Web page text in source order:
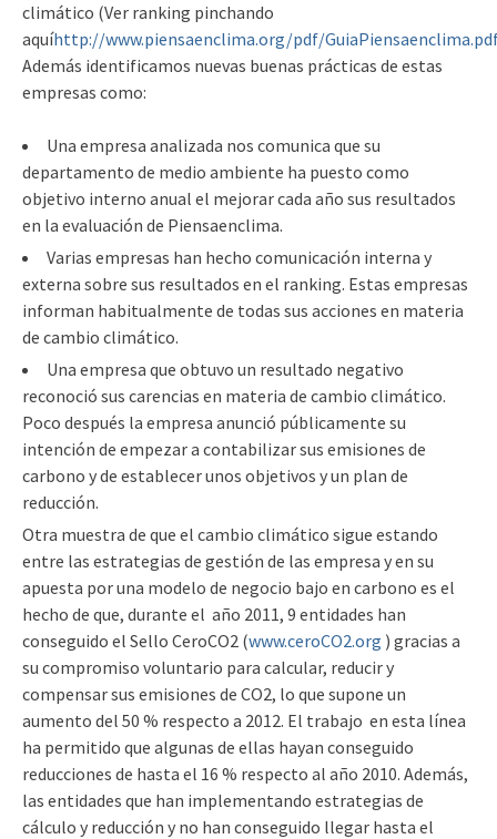
climático (Ver ranking pinchando
aquíhttp://www.piensaenclima.org/pdf/
Además identificamos nuevas buenas prácticas de estas
empresas como:
Una empresa analizada nos comunica que su
departamento de medio ambiente ha puesto como
objetivo interno anual el mejorar cada año sus resultados
en la evaluación de Piensaenclima.
Varias empresas han hecho comunicación interna y
externa sobre sus resultados en el ranking. Estas empresas
informan habitualmente de todas sus acciones en materia
de cambio climático.
Una empresa que obtuvo un resultado negativo
reconoció sus carencias en materia de cambio climático.
Poco después la empresa anunció públicamente su
intención de empezar a contabilizar sus emisiones de
carbono y de establecer unos objetivos y un plan de
reducción.
Otra muestra de que el cambio climático sigue estando
entre las estrategias de gestión de las empresa y en su
apuesta por una modelo de negocio bajo en carbono es el
hecho de que, durante el año 2011, 9 entidades han
conseguido el Sello CeroCO2 (www.ceroCO2.org ) gracias a
su compromiso voluntario para calcular, reducir y
compensar sus emisiones de CO2, lo que supone un
aumento del 50 % respecto a 2012. El trabajo en esta línea
ha permitido que algunas de ellas hayan conseguido
reducciones de hasta el 16 % respecto al año 2010. Además,
las entidades que han implementando estrategias de
cálculo y reducción y no han conseguido llegar hasta el